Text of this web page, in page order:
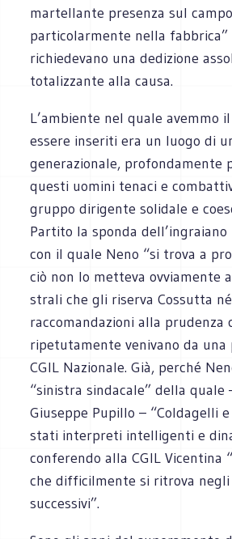
martellante presenza sul
particolarmente nella fabbrica”
richiedevano una dedizione
totalizzante alla causa.
L’ambiente nel quale avemmo
essere inseriti era un luogo di
generazionale, profondamente
questi uomini tenaci e
gruppo dirigente solidale e
Partito la sponda dell’ingraiano
con il quale Neno “si trova a
ciò non lo metteva ovviamente
strali che gli riserva Cossutta
raccomandazioni alla prudenza
ripetutamente venivano da una
CGIL Nazionale. Già, perché
“sinistra sindacale” della quale
Giuseppe Pupillo – “Coldagelli
stati interpreti intelligenti e
conferendo alla CGIL Vicentina
che difficilmente si ritrova negli
successivi”.